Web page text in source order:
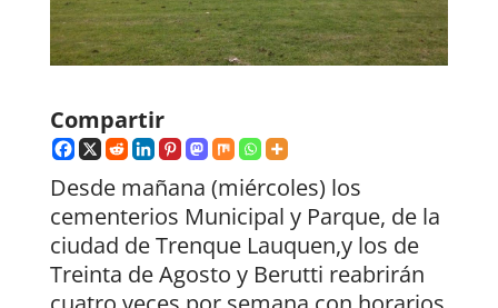
Compartir
Desde mañana (miércoles) los
cementerios Municipal y Parque, de la
ciudad de Trenque Lauquen,y los de
Treinta de Agosto y Berutti reabrirán